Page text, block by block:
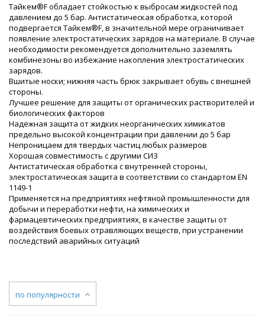
Тайкем®F обладает стойкостью к выбросам жидкостей под
давлением до 5 бар. Антистатическая обработка, которой
подвергается Тайкем®F, в значительной мере ограничивает
появление электростатических зарядов на материале. В случае
необходимости рекомендуется дополнительно заземлять
комбинезоны во избежание накопления электростатических
зарядов.
Вшитые носки; нижняя часть брюк закрывает обувь с внешней
стороны.
Лучшее решение для защиты от органических растворителей и
биологических факторов
Надежная защита от жидких неорганических химикатов
предельно высокой концентрации при давлении до 5 бар
Непроницаем для твердых частиц любых размеров
Хорошая совместимость с другими СИЗ
Антистатическая обработка с внутренней стороны,
электростатическая защита в соответствии со стандартом EN
1149-1
Применяется на предприятиях нефтяной промышленности для
добычи и переработки нефти, на химических и
фармацевтических предприятиях, в качестве защиты от
воздействия боевых отравляющих веществ, при устранении
последствий аварийных ситуаций
по популярности